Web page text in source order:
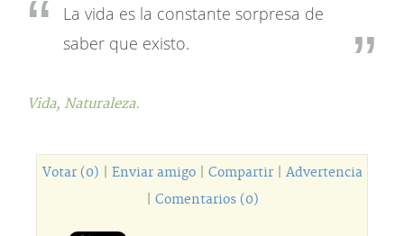
La vida es la constante sorpresa de
saber que existo.
Vida, Naturaleza.
Votar (0) Enviar amigo| Compartir| Advertencia
Comentarios (0)